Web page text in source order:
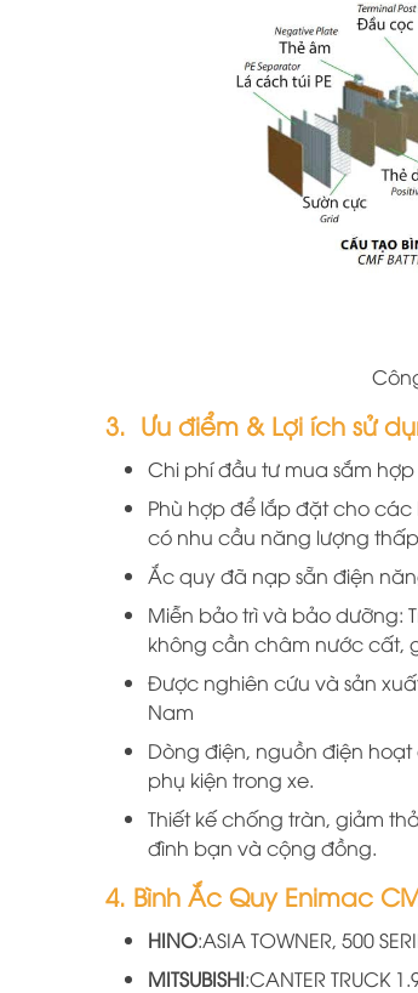
3. Ưu điểm & Lợi ích sử
Chi phí đầu tư mua sắm
Phù hợp để lắp đặt cho
có nhu cầu năng lượng
Ắc quy đã nạp sẵn điện
Miễn bảo trì và bảo dưỡng:
không cần châm nước cất,
Được nghiên cứu và sản
Nam
Dòng điện, nguồn điện
phụ kiện trong xe.
Thiết kế chống tràn, giảm
đình bạn và cộng đồng.
4. Bình Ắc Quy Enimac
HINO:ASIA TOWNER, 500
MITSUBISHI:CANTER TRUCK